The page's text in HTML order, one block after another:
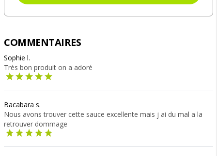
COMMENTAIRES
Sophie l.
Très bon produit on a adoré
Bacabara s.
Nous avons trouver cette sauce excellente mais j ai du mal a la
retrouver dommage